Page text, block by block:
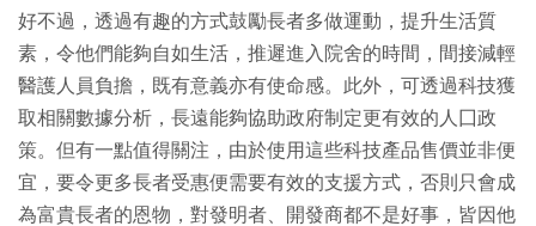
好不過，透過有趣的方式鼓勵長者多做運動，提升生活質
素，令他們能夠自如生活，推遲進入院舍的時間，間接減輕
醫護人員負擔，既有意義亦有使命感。此外，可透過科技獲
取相關數據分析，長遠能夠協助政府制定更有效的人囗政
策。但有一點值得關注，由於使用這些科技產品售價並非便
宜，要令更多長者受惠便需要有效的支援方式，否則只會成
為富貴長者的恩物，對發明者、開發商都不是好事，皆因他